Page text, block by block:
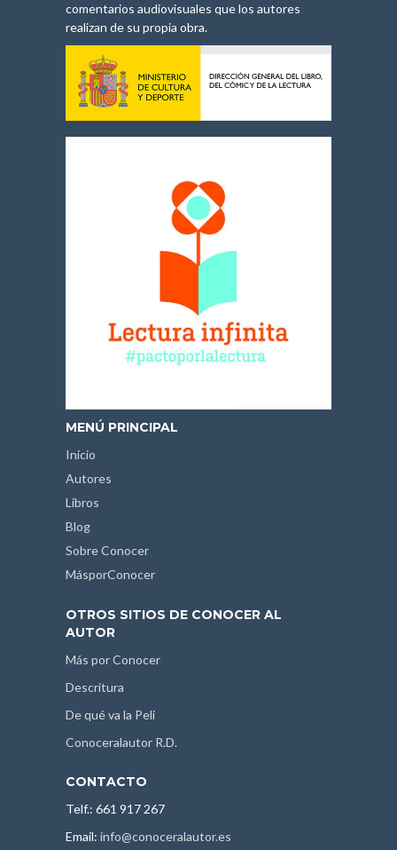
comentarios audiovisuales que los autores
realizan de su propia obra.
MENÚ PRINCIPAL
Inicio
Autores
Libros
Blog
Sobre Conocer
MásporConocer
OTROS SITIOS DE CONOCER AL
AUTOR
Más por Conocer
Descritura
De qué va la Peli
Conoceralautor R.D.
CONTACTO
Telf.: 661 917 267
Email: info@conoceralautor.es